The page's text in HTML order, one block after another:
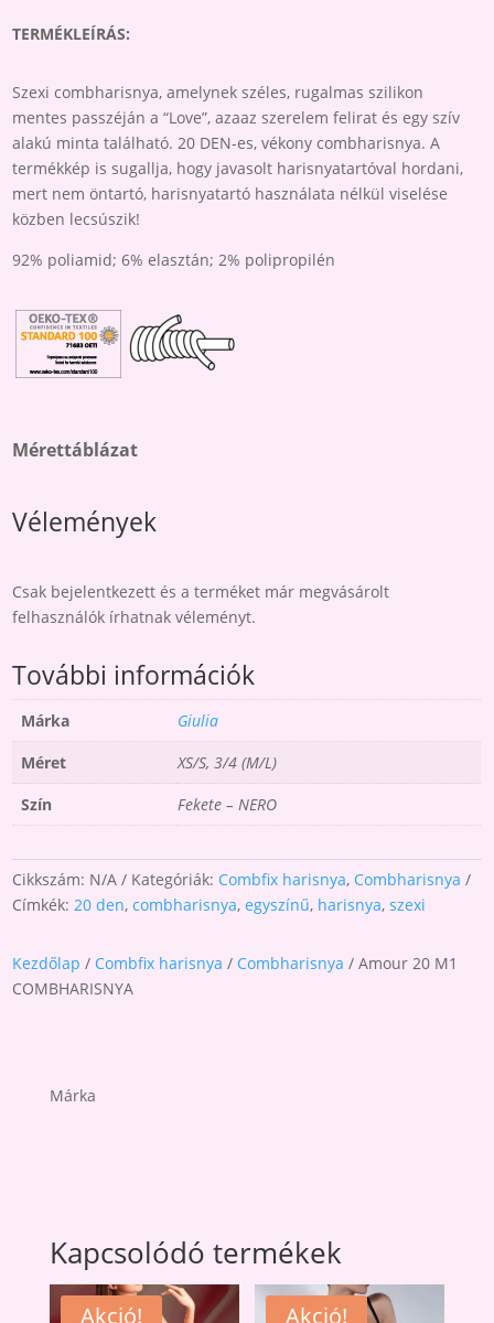
TERMÉKLEÍRÁS:
Szexi combharisnya, amelynek széles, rugalmas szilikon
mentes passzéján a “Love”, azaaz szerelem felirat és egy szív
alakú minta található. 20 DEN-es, vékony combharisnya. A
termékkép is sugallja, hogy javasolt harisnyatartóval hordani,
mert nem öntartó, harisnyatartó használata nélkül viselése
közben lecsúszik!
92% poliamid; 6% elasztán; 2% polipropilén
Mérettáblázat
Vélemények
Csak bejelentkezett és a terméket már megvásárolt
felhasználók írhatnak véleményt.
További információk
Márka
Giulia
Méret
XS/S, 3/4 (M/L)
Szín
Fekete – NERO
Cikkszám: N/A Kategóriák: Combfix harisnya, Combharisnya
Címkék:20 den,combharisnya,egyszínű, harisnya,szexi
Kezdőlap / Combfix harisnya / Combharisnya / Amour 20 M1
COMBHARISNYA
Márka
Kapcsolódó termékek
Akció! Akció!